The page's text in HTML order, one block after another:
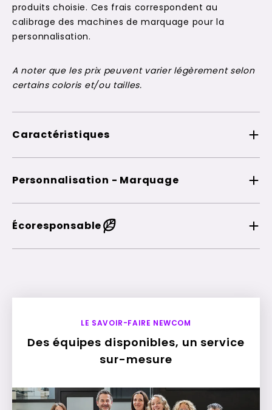
produits choisie. Ces frais correspondent au
calibrage des machines de marquage pour la
personnalisation.
A noter que les prix peuvent varier légèrement selon
certains coloris et/ou tailles.
Caractéristiques
Personnalisation - Marquage
Écoresponsable
LE SAVOIR-FAIRE NEWCOM
Des équipes disponibles, un service
sur-mesure